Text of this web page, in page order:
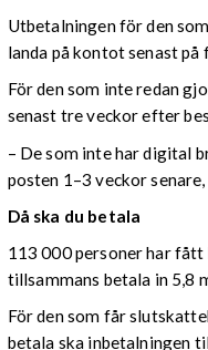
Utbetalningen för den
landa på kontot senast på
För den som inte redan
senast tre veckor efter
– De som inte har digital
posten 1–3 veckor
Då ska du betala
113 000 personer har
tillsammans betala in 5,8
För den som får
betala ska inbetalningen